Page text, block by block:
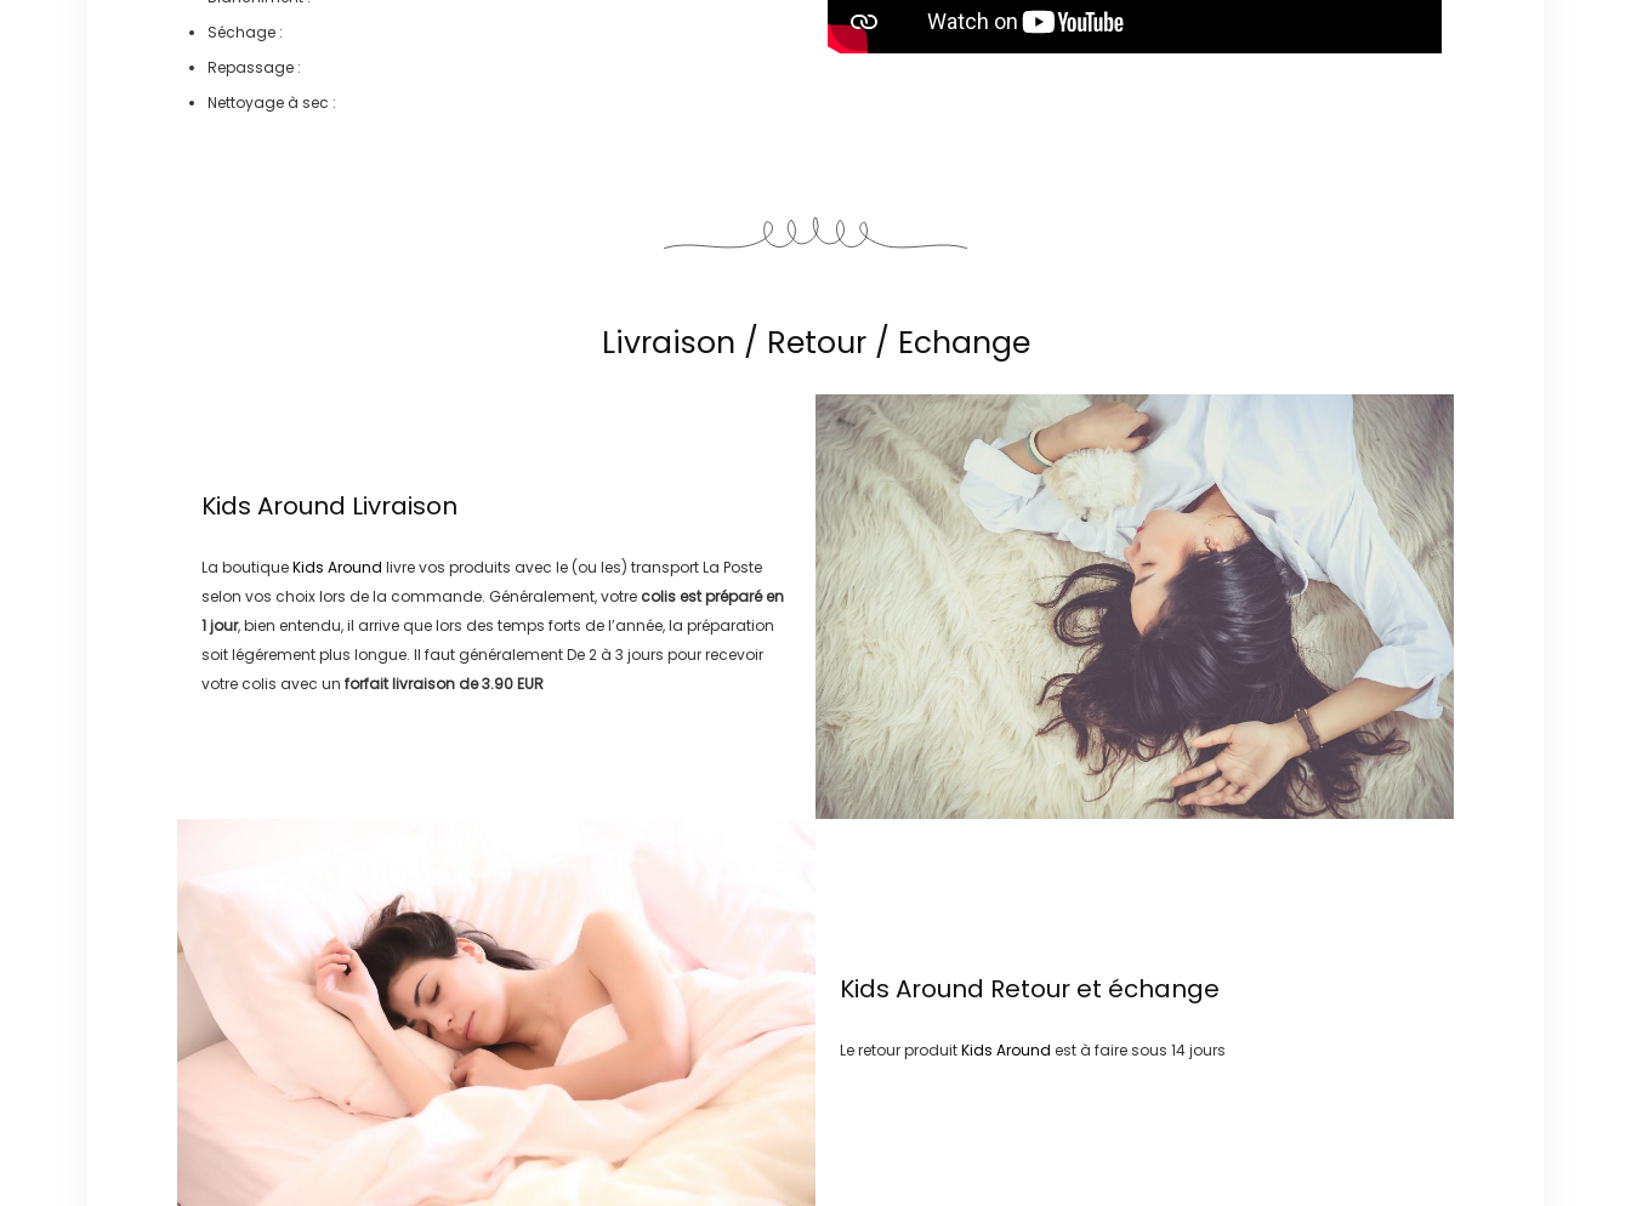
Séchage :
Repassage :
Nettoyage à sec :
Livraison / Retour / Echange
Kids Around Livraison
La boutiqueKids Around livre vos produits avec le (ou les) transportLa Poste
selon vos choix lors de la commande. Généralement, votre colis est préparé en
1 jour, bien entendu, il arrive que lors des temps forts de l’année, la préparation
soit légérement plus longue. Il faut généralementDe 2 à 3 jours pour recevoir
votre colis avec un forfait livraison de3.90 EUR
Kids Around Retour et échange
Le retour produitKids Around est à faire sous 14 jours